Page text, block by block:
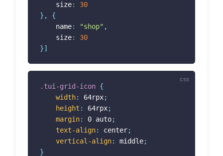
	size
:
30
} ,
{
	name
: "shop" ,
	size
:
30
}]
.tui-grid-icon {
width: 64rpx;
height : 64rpx;
margin: 0 auto;
text-align: center;
vertical-align: middle;
}